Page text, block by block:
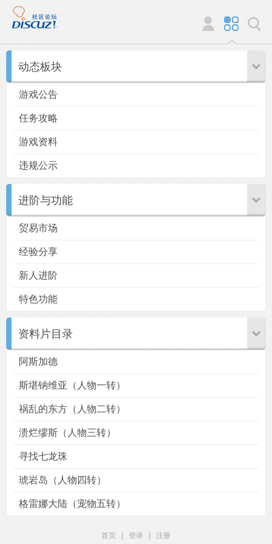
动态板块
游戏公告
任务攻略
游戏资料
违规公示
进阶与功能
贸易市场
经验分享
新人进阶
特色功能
资料片目录
阿斯加德
斯堪钠维亚（人物一转）
祸乱的东方（人物二转）
溃烂缪斯（人物三转）
寻找七龙珠
琥岩岛（人物四转）
格雷娜大陆（宠物五转）
首页 登录 注册